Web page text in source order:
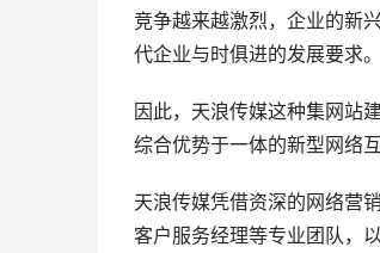
竞争越来越激烈，企业的新
代企业与时俱进的发展要求。
因此，天浪传媒这种集网站
综合优势于一体的新型网络
天浪传媒凭借资深的网络营
客户服务经理等专业团队，